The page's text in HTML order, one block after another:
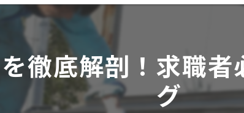
徹底解剖！求職
グ